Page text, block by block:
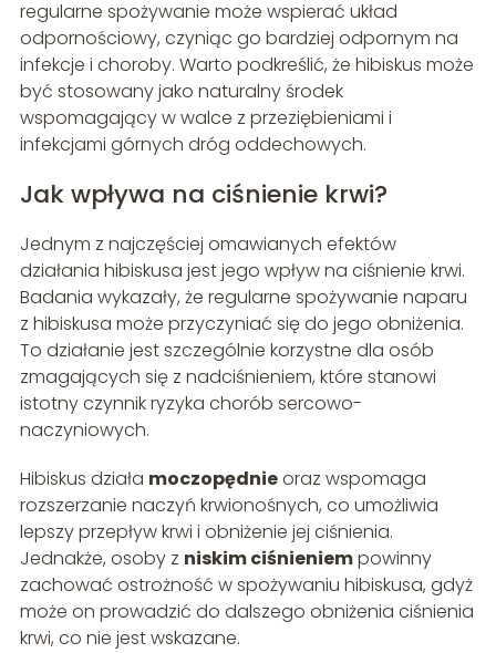
regularne spożywanie może wspierać układ
odpornościowy, czyniąc go bardziej odpornym na
infekcje i choroby. Warto podkreślić, że hibiskus może
być stosowany jako naturalny środek
wspomagający w walce z przeziębieniami i
infekcjami górnych dróg oddechowych.
Jak wpływa na ciśnienie krwi?
Jednym z najczęściej omawianych efektów
działania hibiskusa jest jego wpływ na ciśnienie krwi.
Badania wykazały, że regularne spożywanie naparu
z hibiskusa może przyczyniać się do jego obniżenia.
To działanie jest szczególnie korzystne dla osób
zmagających się z nadciśnieniem, które stanowi
istotny czynnik ryzyka chorób sercowo-
naczyniowych.
Hibiskus działa moczopędnieoraz wspomaga
rozszerzanie naczyń krwionośnych, co umożliwia
lepszy przepływ krwi i obniżenie jej ciśnienia.
Jednakże, osoby z niskim ciśnieniempowinny
zachować ostrożność w spożywaniu hibiskusa, gdyż
może on prowadzić do dalszego obniżenia ciśnienia
krwi, co nie jest wskazane.